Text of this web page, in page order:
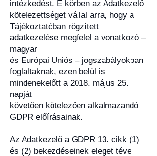
intézkedést. E körben az Adatkezelő
kötelezettséget vállal arra, hogy a
Tájékoztatóban rögzített
adatkezelése megfelel a vonatkozó –
magyar
és Európai Uniós – jogszabályokban
foglaltaknak, ezen belül is
mindenekelőtt a 2018. május 25.
napját
követően kötelezően alkalmazandó
GDPR előírásainak.
Az Adatkezelő a GDPR 13. cikk (1)
és (2) bekezdéseinek eleget téve